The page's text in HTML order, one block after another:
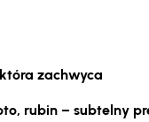
zachwyca
rubin – subtelny